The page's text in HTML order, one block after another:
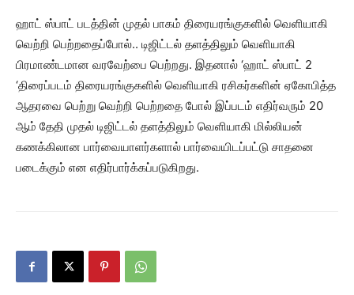
ஹாட் ஸ்பாட் படத்தின் முதல் பாகம் திரையரங்குகளில் வெளியாகி
வெற்றி பெற்றதைப்போல்.. டிஜிட்டல் தளத்திலும் வெளியாகி
பிரமாண்டமான வரவேற்பை பெற்றது. இதனால் ‘ஹாட் ஸ்பாட் 2
‘திரைப்படம் திரையரங்குகளில் வெளியாகி ரசிகர்களின் ஏகோபித்த
ஆதரவை பெற்று வெற்றி பெற்றதை போல் இப்படம் எதிர்வரும் 20
ஆம் தேதி முதல் டிஜிட்டல் தளத்திலும் வெளியாகி மில்லியன்
கணக்கிலான பார்வையாளர்களால் பார்வையிடப்பட்டு சாதனை
படைக்கும் என எதிர்பார்க்கப்படுகிறது.